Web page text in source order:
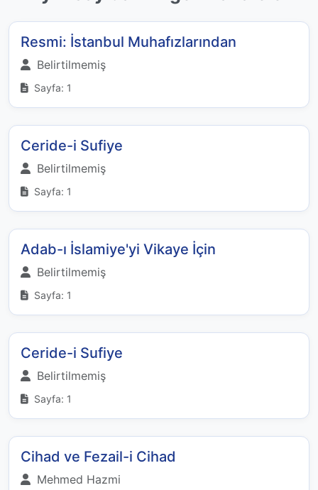
Resmi: İstanbul Muhafızlarından
Belirtilmemiş
Sayfa: 1
Ceride-i Sufiye
Belirtilmemiş
Sayfa: 1
Adab-ı İslamiye'yi Vikaye İçin
Belirtilmemiş
Sayfa: 1
Ceride-i Sufiye
Belirtilmemiş
Sayfa: 1
Cihad ve Fezail-i Cihad
Mehmed Hazmi